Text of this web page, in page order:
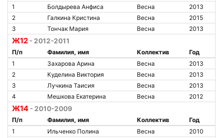
1 Болдырева Анфиса Весна
2013
2
Галкина Кристина Весна
2015
3
Тончак Мария Весна 2013
Ж12 - 2012-2011
П/п Фамилия, имя Коллектив
Год
1
Захарова Арина Весна
2013
2
Куделина Виктория Весна
2013
3
Лучкина Таисия Весна
2013
4
Мешкова Екатерина Весна 2012
Ж14 - 2010-2009
П/п Фамилия, имя Коллектив
Год
1
Ильченко Полина Весна
2010